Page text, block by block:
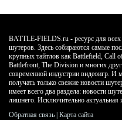
BATTLE-FIELDS.ru - ресурс для
шутеров. Здесь собираются самые
крупных тайтлов как Battlefield, Call
Battlefront, The Division и многих
современной индустрии видеоигр.
получать только свежие новости
имеет всего два раздела: новости
лишнего. Исключительно
Обратная связь Карта сайта